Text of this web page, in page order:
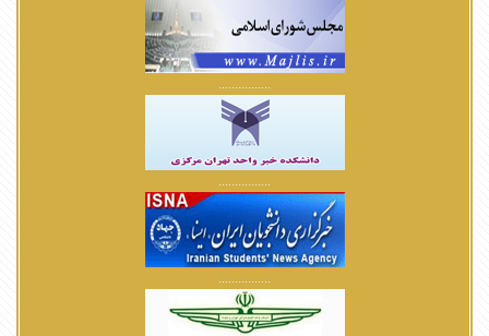
................
................
................